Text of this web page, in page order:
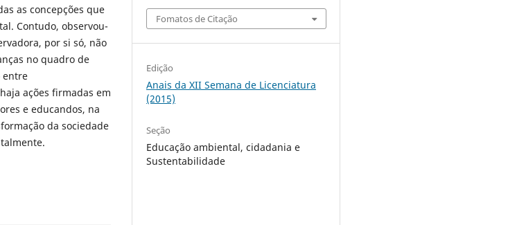
as concepções que
Contudo, observou-
por si só, não
no quadro de
entre
ações firmadas em
e educandos, na
da sociedade
Fomatos de Citação
Edição
Anais da XII Semana de Licenciatura
(2015)
Seção
Educação ambiental, cidadania e
Sustentabilidade